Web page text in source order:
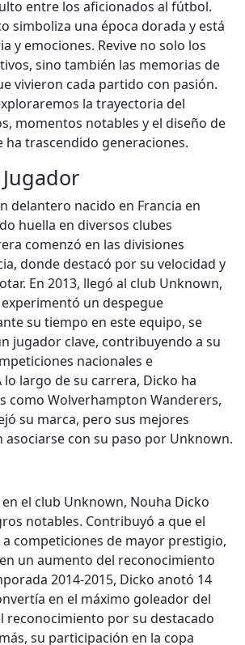
entre los aficionados al fútbol.
simboliza una época dorada y está
y emociones. Revive no solo los
sino también las memorias de
vivieron cada partido con pasión.
la trayectoria del
momentos notables y el diseño de
ha trascendido generaciones.
delantero nacido en Francia en
huella en diversos clubes
comenzó en las divisiones
donde destacó por su velocidad y
En 2013, llegó al club Unknown,
un despegue
su tiempo en este equipo, se
jugador clave, contribuyendo a su
nacionales e
lo largo de su carrera, Dicko ha
como Wolverhampton Wanderers,
su marca, pero sus mejores
asociarse con su paso por Unknown.
el club Unknown, Nouha Dicko
notables. Contribuyó a que el
competiciones de mayor prestigio,
un aumento del reconocimiento
2014-2015, Dicko anotó 14
en el máximo goleador del
reconocimiento por su destacado
su participación en la copa